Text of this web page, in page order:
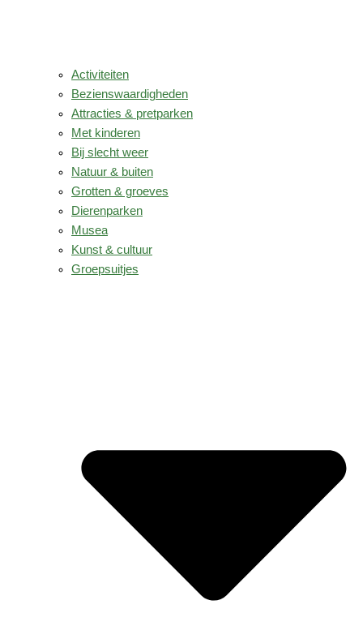
Activiteiten
Bezienswaardigheden
Attracties & pretparken
Met kinderen
Bij slecht weer
Natuur & buiten
Grotten & groeves
Dierenparken
Musea
Kunst & cultuur
Groepsuitjes